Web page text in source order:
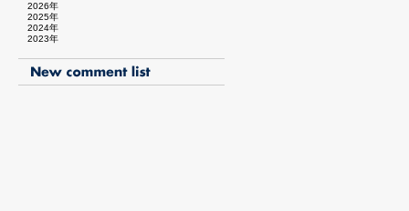
2026年
2025年
2024年
2023年